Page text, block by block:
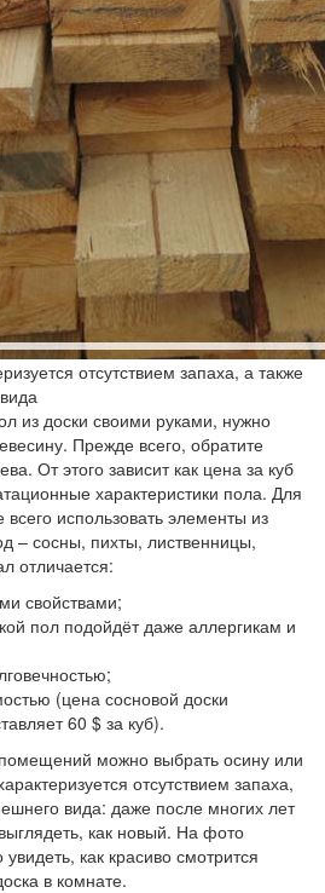
отсутствием запаха, а также
из доски своими руками, нужно
Прежде всего, обратите
От этого зависит как цена за куб
характеристики пола. Для
использовать элементы из
– сосны, пихты, лиственницы,
отличается:
свойствами;
пол подойдёт даже аллергикам и
(цена сосновой доски
60 $ за куб).
можно выбрать осину или
отсутствием запаха,
вида: даже после многих лет
как новый. На фото
как красиво смотрится
в комнате.